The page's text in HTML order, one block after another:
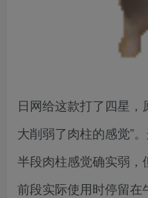
日网给这款打了四星，
大削弱了肉柱的感觉”
半段肉柱感觉确实弱
前段实际使用时停留